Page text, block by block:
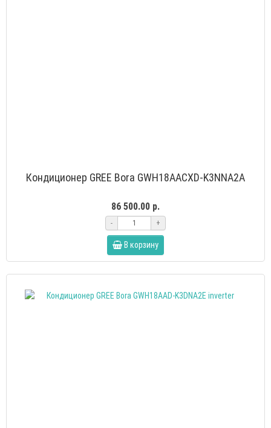
Кондиционер GREE Bora GWH18AACXD-K3NNA2A
86 500.00 р.
- +
В корзину